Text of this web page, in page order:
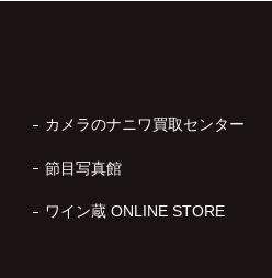
カメラのナニワ買取センター
節目写真館
ワイン蔵 ONLINE STORE